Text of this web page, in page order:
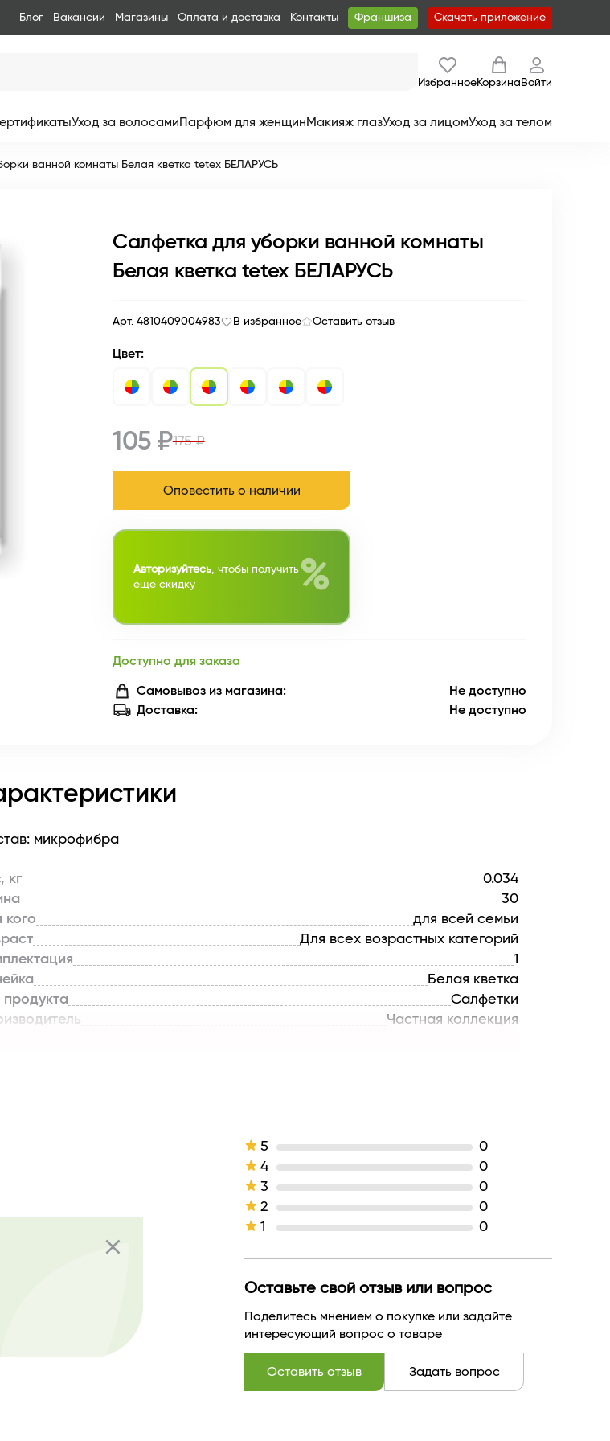
Блог Вакансии Магазины Оплата и доставка Контакты Франшиза Скачать приложение
ИзбранноеКорзина Войти
Уход за волосамиПарфюм для женщинМакияж глазУход за лицомУход за телом
ванной комнаты Белая кветка tetex БЕЛАРУСЬ
Салфетка для уборки ванной комнаты
Белая кветка tetex БЕЛАРУСЬ
Арт. 4810409004983 В избранное Оставить отзыв
Цвет:
105 ₽175 ₽
Оповестить о наличии
Авторизуйтесь , чтобы получить
ещё скидку
%
Доступно для заказа
Самовывоз из магазина:
Не доступно
Доставка:
Не доступно
микрофибра
кг
0.034
30
кого
для всей семьи
Для всех возрастных категорий
1
Белая кветка
продукта
Салфетки
Частная коллекция
close
5
0
4
0
3
0
2
0
1
0
Оставьте свой отзыв или вопрос
Поделитесь мнением о покупке или задайте
интересующий вопрос о товаре
Оставить отзыв Задать вопрос